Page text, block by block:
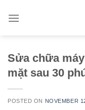
Sửa chữa
mặt sau 30
POSTED ON NOVEMBER